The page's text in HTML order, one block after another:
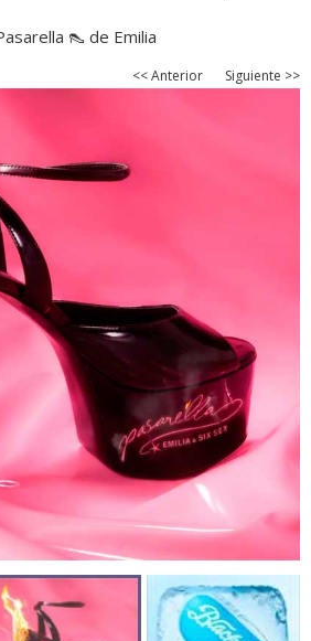
👠 de Emilia
<< Anterior Siguiente >>